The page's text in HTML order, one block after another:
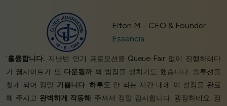
Elton M - CEO & Founder
Essencia
‘훌륭합니다. 지난번 인기 프로모션을 Queue-Fair 없이 진행하려다
가 웹사이트가 또 다운될까 봐 밤잠을 설치기도 했습니다. 솔루션을
찾게 되어 정말 기쁩니다. 하루도안 되는 시간 내에 이 설정을 완료
해 주시고 완벽하게 작동해 주셔서 정말 감사합니다. 굉장하네요. 정